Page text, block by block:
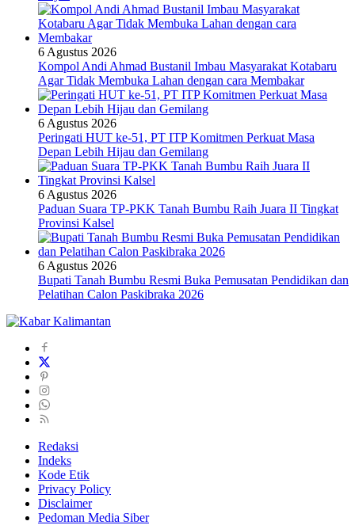
6 Agustus 2026
Kompol Andi Ahmad Bustanil Imbau Masyarakat Kotabaru
Agar Tidak Membuka Lahan dengan cara Membakar
6 Agustus 2026
Peringati HUT ke-51, PT ITP Komitmen Perkuat Masa
Depan Lebih Hijau dan Gemilang
6 Agustus 2026
Paduan Suara TP-PKK Tanah Bumbu Raih Juara II Tingkat
Provinsi Kalsel
6 Agustus 2026
Bupati Tanah Bumbu Resmi Buka Pemusatan Pendidikan dan
Pelatihan Calon Paskibraka 2026
Redaksi
Indeks
Kode Etik
Privacy Policy
Disclaimer
Pedoman Media Siber